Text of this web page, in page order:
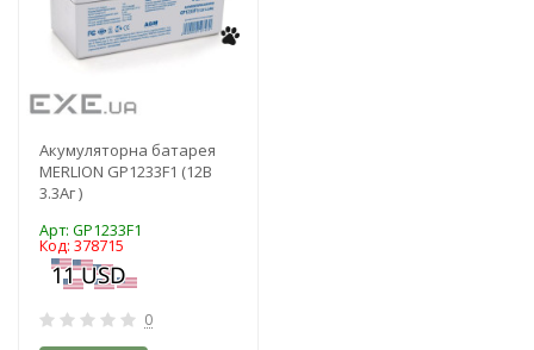
Акумуляторна батарея
MERLION GP1233F1 (12В
3.3Аг )
Арт: GP1233F1
Код: 378715
0